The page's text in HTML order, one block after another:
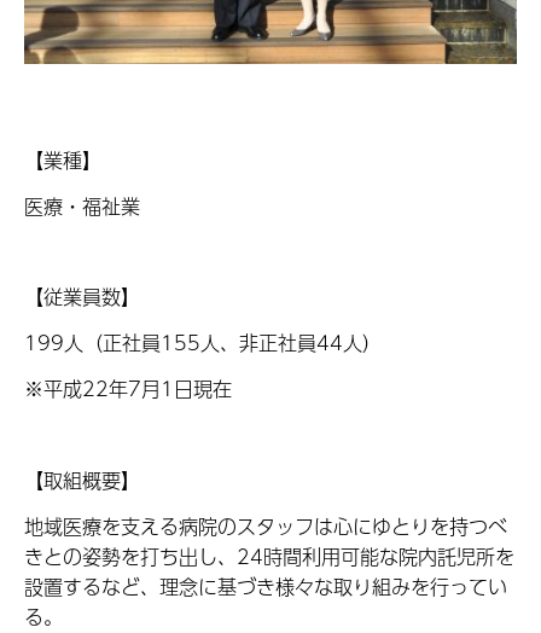
【業種】
医療・福祉業
【従業員数】
199人（正社員155人、非正社員44人）
※平成22年7月1 日現在
【取組概要】
地域医療を支える病院のスタッフは心にゆとりを持つべ
きとの姿勢を打ち出し、 24時間利用可能な院内託児所を
設置するなど、理念に基づき様々な取り組みを行ってい
る。